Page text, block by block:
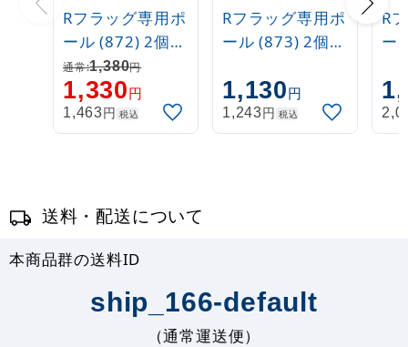
Rフラッグ専用ポ
ール (872) 2個吸
盤式 丸パイプ
26cm金
通常:1,380円
1,330円
1,463円 税込
Rフラッグ専用ポ
ール (873) 2個吸
26cm白
1,130円
1,243円 税込
R
ー
送料・配送について
本商品群の送料ID
ship_166-default
（通常運送便）